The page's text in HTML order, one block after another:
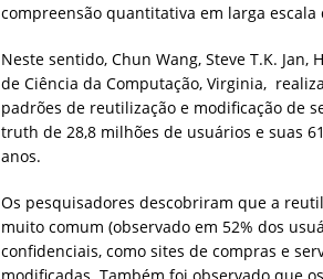
compreensão quantitativa em larga
Neste sentido, Chun Wang, Steve T.K.
de Ciência da Computação, Virginia,
padrões de reutilização e modificação de
truth de 28,8 milhões de usuários e suas
anos.
Os pesquisadores descobriram que a
muito comum (observado em 52% dos
confidenciais, como sites de compras e